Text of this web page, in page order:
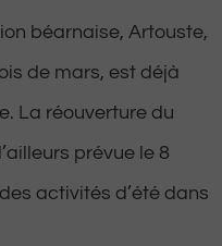
béarnaise, Artouste,
de mars, est déjà
La réouverture du
prévue le 8
activités d’été dans